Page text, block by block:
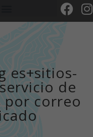
es+sitios-
de
por correo